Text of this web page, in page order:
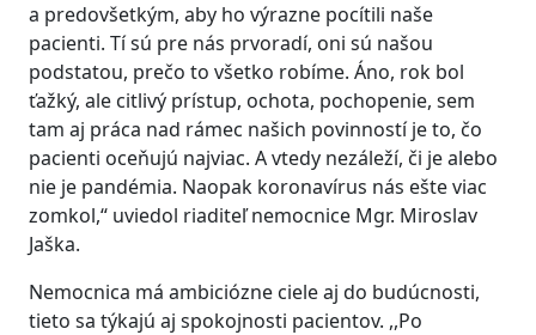
a predovšetkým, aby ho výrazne pocítili naše
pacienti. Tí sú pre nás prvoradí, oni sú našou
podstatou, prečo to všetko robíme. Áno, rok bol
ťažký, ale citlivý prístup, ochota, pochopenie, sem
tam aj práca nad rámec našich povinností je to, čo
pacienti oceňujú najviac. A vtedy nezáleží, či je alebo
nie je pandémia. Naopak koronavírus nás ešte viac
zomkol,“ uviedol riaditeľ nemocnice Mgr. Miroslav
Jaška.
Nemocnica má ambiciózne ciele aj do budúcnosti,
tieto sa týkajú aj spokojnosti pacientov. ,,Po